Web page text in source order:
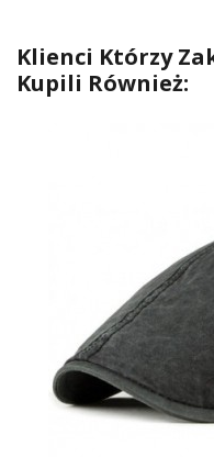
Klienci Którzy
Kupili Również: